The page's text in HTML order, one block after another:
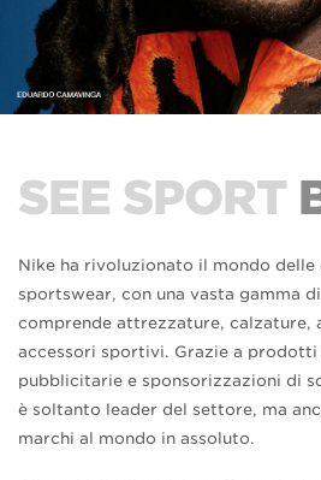
SEE SPORT
Nike ha rivoluzionato il mondo delle
sportswear, con una vasta gamma
comprende attrezzature, calzature,
accessori sportivi. Grazie a
pubblicitarie e sponsorizzazioni di
è soltanto leader del settore, ma
marchi al mondo in assoluto.